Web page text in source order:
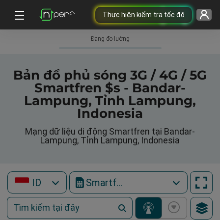
Thực hiện kiểm tra tốc độ
Đang đo lường
Bản đồ phủ sóng 3G / 4G / 5G
Smartfren $s - Bandar-
Lampung, Tỉnh Lampung,
Indonesia
Mạng dữ liệu di động Smartfren tại Bandar-
Lampung, Tỉnh Lampung, Indonesia
ID Smartfren